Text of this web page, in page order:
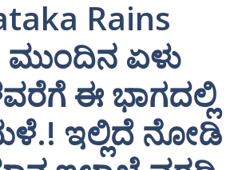
Rains
ಮುಂದಿನ ಏಳು
ಈ ಭಾಗದಲ್ಲಿ
ಇಲ್ಲಿದೆ ನೋಡಿ